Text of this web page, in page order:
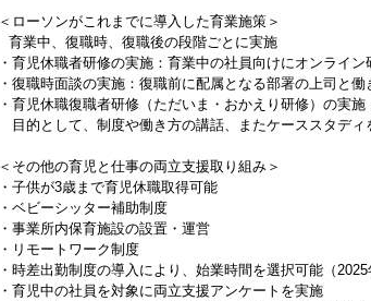
＜ローソンがこれまでに導入した育業施策＞
育業中、復職時、復職後の段階ごとに実施
・育児休職者研修の実施：育業中の社員向けにオンライン
・復職時面談の実施：復職前に配属となる部署の上司と
・育児休職復職者研修（ただいま・おかえり研修）の実
目的として、制度や働き方の講話、またケーススタディ
＜その他の育児と仕事の両立支援取り組み＞
・子供が3歳まで育児休職取得可能
・ベビーシッター補助制度
・事業所内保育施設の設置・運営
・リモートワーク制度
・時差出勤制度の導入により、始業時間を選択可能（2025
・育児中の社員を対象に両立支援アンケートを実施